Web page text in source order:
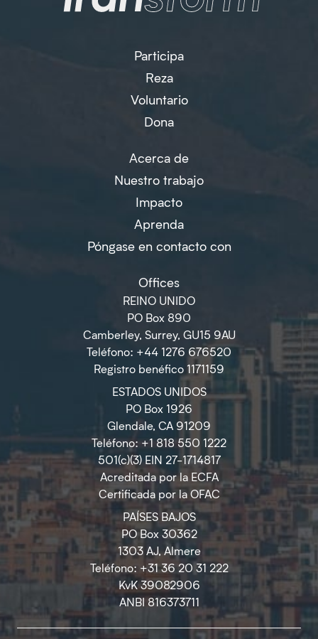
Participa
Reza
Voluntario
Dona
Acerca de
Nuestro trabajo
Impacto
Aprenda
Póngase en contacto con
Offices
REINO UNIDO
PO Box 890
Camberley, Surrey, GU15 9AU
Teléfono: +44 1276 676520
Registro benéfico 1171159
ESTADOS UNIDOS
PO Box 1926
Glendale, CA 91209
Teléfono: +1 818 550 1222
501(c)(3) EIN 27-1714817
Acreditada por la ECFA
Certificada por la OFAC
PAÍSES BAJOS
PO Box 30362
1303 AJ, Almere
Teléfono: +31 36 20 31 222
KvK 39082906
ANBI 816373711